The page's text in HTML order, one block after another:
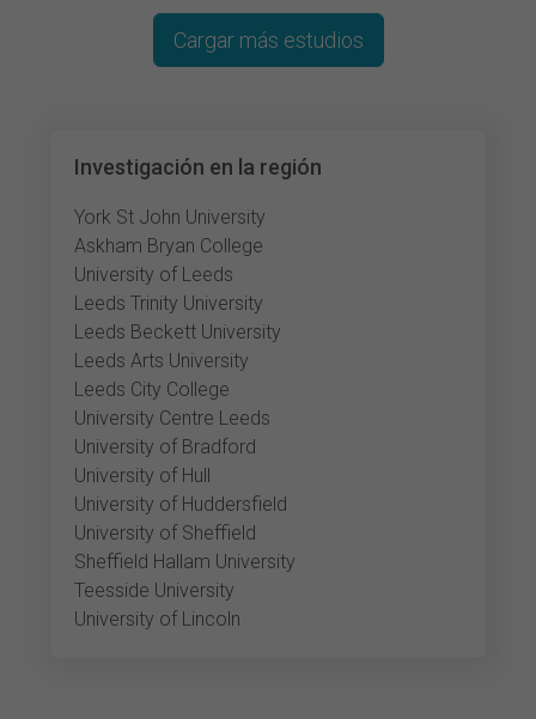
Investigación en la región
York St John University
Askham Bryan College
University of Leeds
Leeds Trinity University
Leeds Beckett University
Leeds Arts University
Leeds City College
University Centre Leeds
University of Bradford
University of Hull
University of Huddersfield
University of Sheffield
Sheffield Hallam University
Teesside University
University of Lincoln
Cargar más estudios